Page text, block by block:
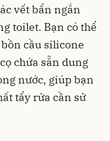
vết bẩn ngắn
toilet. Bạn có thể
cầu silicone
chứa sẵn dung
nước, giúp bạn
tẩy rửa cần sử